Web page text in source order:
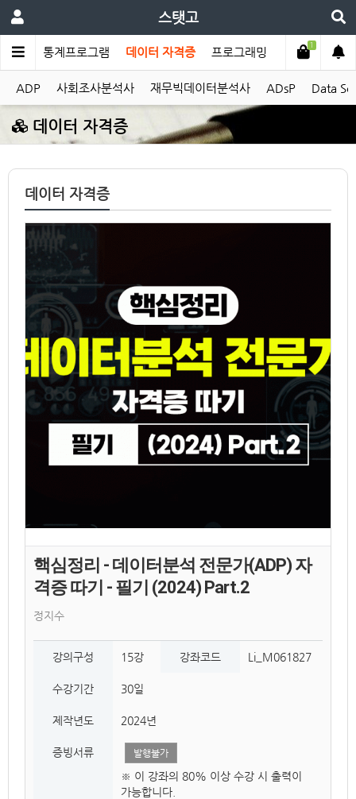
스탯고
이론 통계프로그램 데이터 자격증 프로그래밍 데이터베이스
1
ADP 사회조사분석사 재무빅데이터분석사 ADsP Data
데이터 자격증
데이터 자격증
핵심정리 - 데이터분석 전문가(ADP) 자
격증 따기 - 필기 (2024) Part.2
정지수
강의구성 15강 강좌코드 Li_M061827
수강기간 30일
제작년도 2024년
증빙서류 발행불가
※ 이 강좌의 80% 이상 수강 시 출력이
가능합니다.